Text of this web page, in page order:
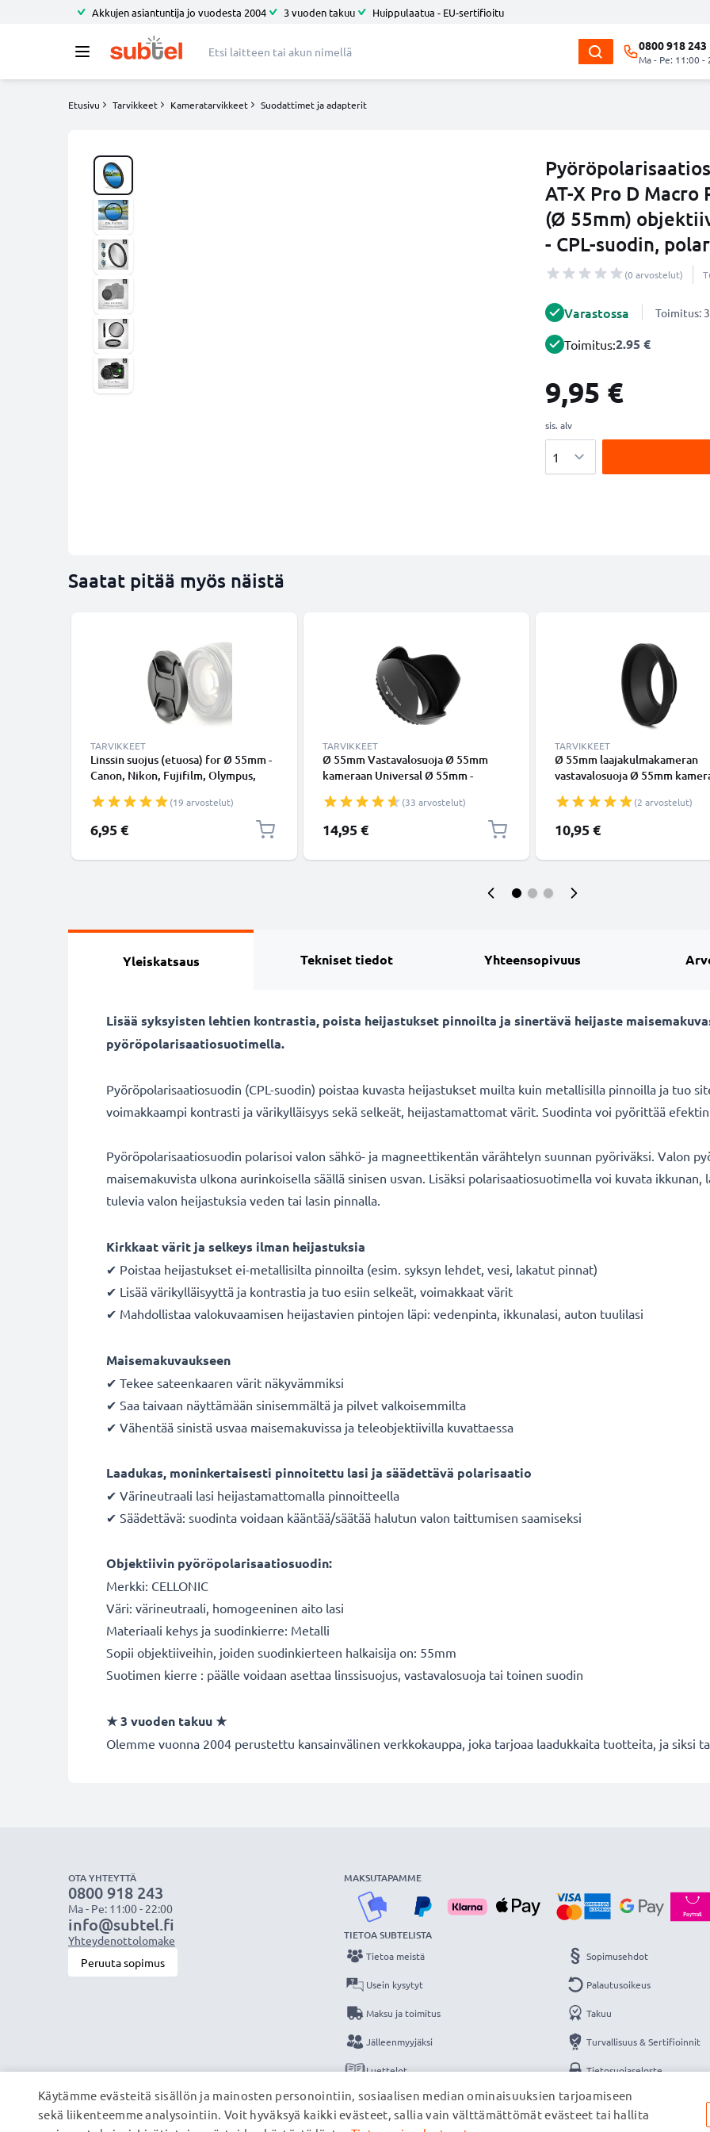
Akkujen asiantuntija jo vuodesta 2004 3 vuoden takuu Huippulaatua - EU-sertifioitu
0800 918 243
Ma - Pe: 11:00 -
Etusivu Tarvikkeet Kameratarvikkeet Suodattimet ja adapterit
AT-X Pro D
(Ø 55mm)
- CPL-suodin,
(0 arvostelut)
Varastossa Toimitus:
Toimitus:2.95 €
9,95 €
sis. alv
Saatat pitää myös näistä
TARVIKKEET
Linssin suojus (etuosa) for Ø 55mm -
Canon, Nikon, Fujifilm, Olympus,
Inside handle / Central Pinch Suojus
Kansi
(19 arvostelut)
6,95 €
TARVIKKEET
Ø 55mm Vastavalosuoja Ø 55mm
kameraan Universal Ø 55mm -
kukkamalli / tulppaani / terälehti
vastavalosuoja tuotemerkiltä
CELLONIC
(33 arvostelut)
14,95 €
TARVIKKEET
Ø 55mm laajakulmakameran
vastavalosuoja Ø 55mm
suodinkierteeseen kiinnitettävä
pyöreä vastavalosuoja
CELLONIC
(2 arvostelut)
10,95 €
Yleiskatsaus Tekniset tiedot Yhteensopivuus
Lisää syksyisten lehtien kontrastia, poista heijastukset pinnoilta ja sinertävä heijaste
pyöröpolarisaatiosuotimella.
Pyöröpolarisaatiosuodin (CPL-suodin) poistaa kuvasta heijastukset muilta kuin metallisilla pinnoilla ja tuo
voimakkaampi kontrasti ja värikylläisyys sekä selkeät, heijastamattomat värit. Suodinta voi pyörittää
Pyöröpolarisaatiosuodin polarisoi valon sähkö- ja magneettikentän värähtelyn suunnan pyöriväksi. Valon
maisemakuvista ulkona aurinkoisella säällä sinisen usvan. Lisäksi polarisaatiosuotimella voi kuvata
tulevia valon heijastuksia veden tai lasin pinnalla.
Kirkkaat värit ja selkeys ilman heijastuksia
✔ Poistaa heijastukset ei-metallisilta pinnoilta (esim. syksyn lehdet, vesi, lakatut pinnat)
✔ Lisää värikylläisyyttä ja kontrastia ja tuo esiin selkeät, voimakkaat värit
✔ Mahdollistaa valokuvaamisen heijastavien pintojen läpi: vedenpinta, ikkunalasi, auton tuulilasi
Maisemakuvaukseen
✔ Tekee sateenkaaren värit näkyvämmiksi
✔ Saa taivaan näyttämään sinisemmältä ja pilvet valkoisemmilta
✔ Vähentää sinistä usvaa maisemakuvissa ja teleobjektiivilla kuvattaessa
Laadukas, moninkertaisesti pinnoitettu lasi ja säädettävä polarisaatio
✔ Värineutraali lasi heijastamattomalla pinnoitteella
✔ Säädettävä: suodinta voidaan kääntää/säätää halutun valon taittumisen saamiseksi
Objektiivin pyöröpolarisaatiosuodin:
Merkki: CELLONIC
Väri: värineutraali, homogeeninen aito lasi
Materiaali kehys ja suodinkierre: Metalli
Sopii objektiiveihin, joiden suodinkierteen halkaisija on: 55mm
Suotimen kierre : päälle voidaan asettaa linssisuojus, vastavalosuoja tai toinen suodin
★ 3 vuoden takuu ★
Olemme vuonna 2004 perustettu kansainvälinen verkkokauppa, joka tarjoaa laadukkaita tuotteita, ja siksi
OTA YHTEYTTÄ
0800 918 243
Ma - Pe: 11:00 - 22:00
info@subtel.fi
Yhteydenottolomake
Peruuta sopimus
MAKSUTAPAMME
TIETOA SUBTELISTA
Tietoa meistä
Usein kysytyt
Maksu ja toimitus
Jälleenmyyjäksi
Luettelot
Yhteys
Sopimusehdot
Palautusoikeus
Takuu
Turvallisuus & Sertifioinnit
Tietosuojaseloste
Yritystiedot
Käytämme evästeitä sisällön ja mainosten personointiin, sosiaalisen median ominaisuuksien tarjoamiseen
sekä liikenteemme analysointiin. Voit hyväksyä kaikki evästeet, sallia vain välttämättömät evästeet tai hallita